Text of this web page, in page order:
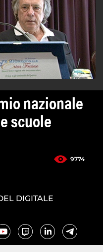
nazionale
scuole
9774
DIGITALE